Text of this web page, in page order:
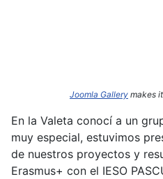
Joomla Gallery makes
En la Valeta conocí a un
muy especial, estuvimos
de nuestros proyectos y
Erasmus+ con el IESO